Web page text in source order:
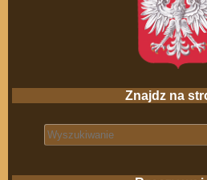
Znajdz na
Search for: